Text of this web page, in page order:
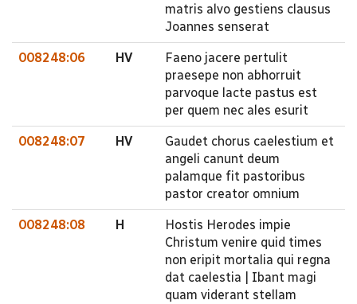
matris alvo gestiens clausus
Joannes senserat
008248:06 HV
Faeno jacere pertulit
praesepe non abhorruit
parvoque lacte pastus est
per quem nec ales esurit
008248:07 HV
Gaudet chorus caelestium et
angeli canunt deum
palamque fit pastoribus
pastor creator omnium
008248:08 H
Hostis Herodes impie
Christum venire quid times
non eripit mortalia qui regna
dat caelestia | Ibant magi
quam viderant stellam